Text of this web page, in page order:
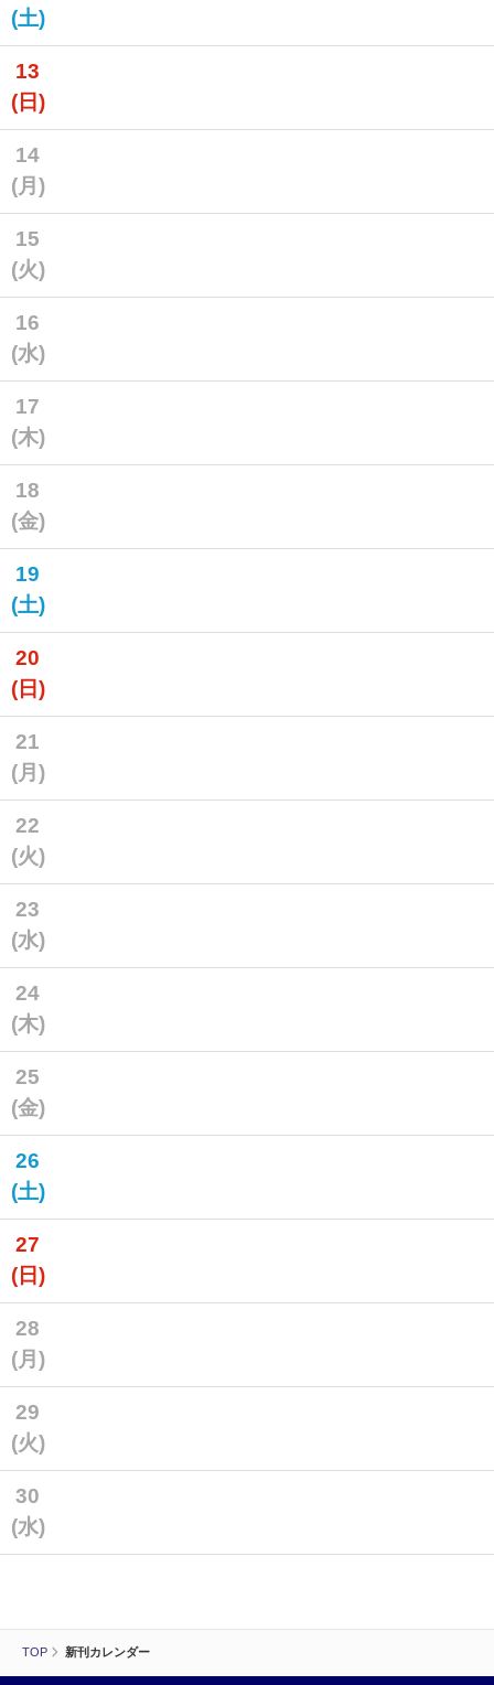
TOP 新刊カレンダー
(土)
13
(日)
14
(月)
15
(火)
16
(水)
17
(木)
18
(金)
19
(土)
20
(日)
21
(月)
22
(火)
23
(水)
24
(木)
25
(金)
26
(土)
27
(日)
28
(月)
29
(火)
30
(水)